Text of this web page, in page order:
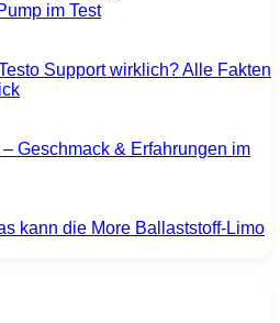
im Test
Support wirklich? Alle Fakten
Geschmack & Erfahrungen im
kann die More Ballaststoff-Limo